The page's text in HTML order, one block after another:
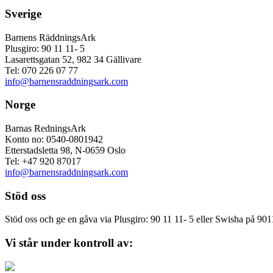
Sverige
Barnens RäddningsArk
Plusgiro: 90 11 11- 5
Lasarettsgatan 52, 982 34 Gällivare
Tel: 070 226 07 77
info@barnensraddningsark.com
Norge
Barnas RedningsArk
Konto no: 0540-0801942
Etterstadsletta 98, N-0659 Oslo
Tel: +47 920 87017
info@barnensraddningsark.com
Stöd oss
Stöd oss och ge en gåva via Plusgiro: 90 11 11- 5 eller Swisha på
Vi står under kontroll av: